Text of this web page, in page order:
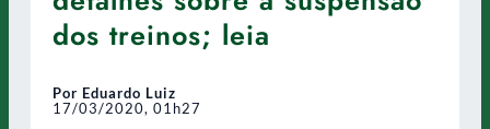
dos treinos; leia
Por Eduardo Luiz
17/03/2020, 01h27